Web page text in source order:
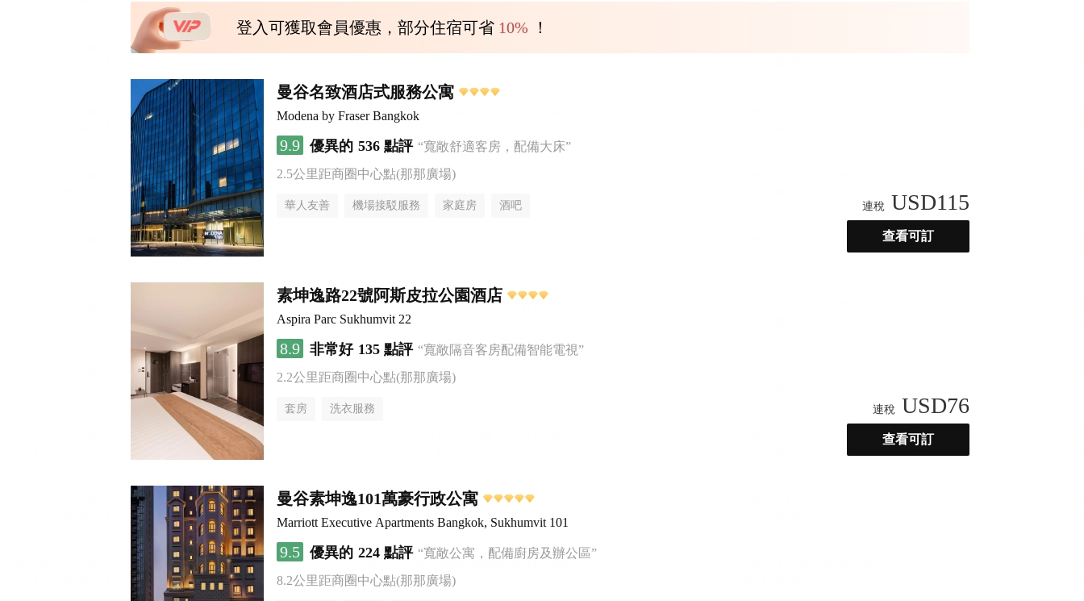
登入可獲取會員優惠，部分住宿可省 10% ！
曼谷名致酒店式服務公寓
Modena by Fraser Bangkok
9.9 優異的 536 點評 “寬敞舒適客房，配備大床”
2.5公里距商圈中心點(那那廣場)
華人友善 機場接駁服務 家庭房 酒吧 連稅 USD115
查看可訂
素坤逸路22號阿斯皮拉公園酒店
Aspira Parc Sukhumvit 22
8.9 非常好 135 點評 “寬敞隔音客房配備智能電視”
2.2公里距商圈中心點(那那廣場)
套房 洗衣服務 連稅 USD76
查看可訂
曼谷素坤逸101萬豪行政公寓
Marriott Executive Apartments Bangkok, Sukhumvit 101
9.5 優異的 224 點評 “寬敞公寓，配備廚房及辦公區”
8.2公里距商圈中心點(那那廣場)